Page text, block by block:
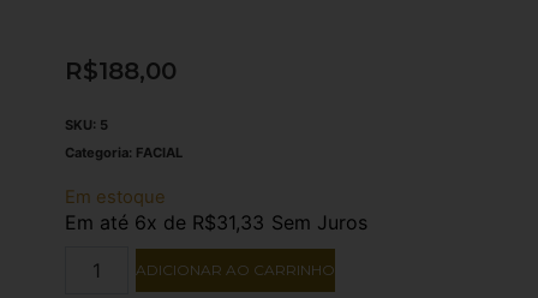
R$188,00
SKU: 5
Categoria: FACIAL
Em estoque
Em até 6x de R$31,33 Sem Juros
ADICIONAR AO CARRINHO